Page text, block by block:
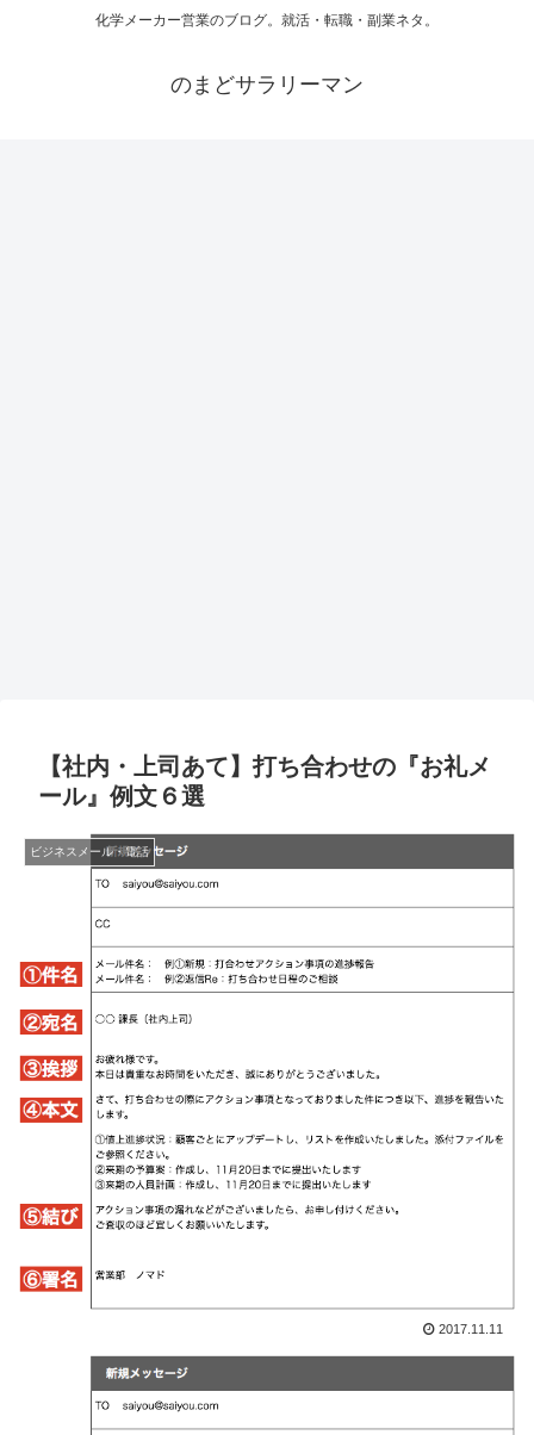
化学メーカー営業のブログ。就活・転職・副業ネタ。
のまどサラリーマン
【社内・上司あて】打ち合わせの『お礼メ
ール』例文６選
ビジネスメール・電話
2017.11.11